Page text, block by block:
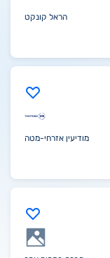
הראל קונקט
מודיעין אזרחי-מטה